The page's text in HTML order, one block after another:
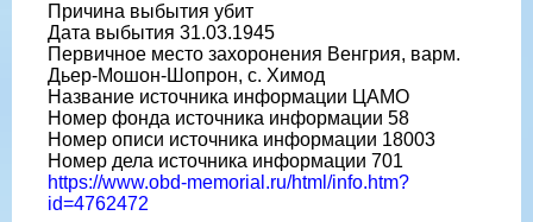
Причина выбытия убит
Дата выбытия 31.03.1945
Первичное место захоронения Венгрия, варм.
Дьер-Мошон-Шопрон, с. Химод
Название источника информации ЦАМО
Номер фонда источника информации 58
Номер описи источника информации 18003
Номер дела источника информации 701
https://www.obd-memorial.ru/html/info.htm?
id=4762472